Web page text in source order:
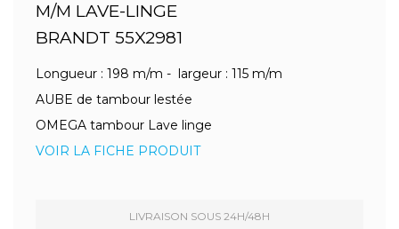
M/M LAVE-LINGE
BRANDT 55X2981
Longueur : 198 m/m - largeur : 115 m/m
AUBE de tambour lestée
OMEGA tambour Lave linge
VOIR LA FICHE PRODUIT
LIVRAISON SOUS 24H/48H